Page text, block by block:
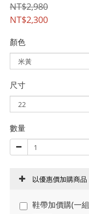
NT$2,980
NT$2,300
顏色
尺寸
數量
以優惠價加購商品
鞋帶加價購(一